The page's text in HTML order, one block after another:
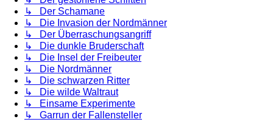
↳ Der Schamane
↳ Die Invasion der Nordmänner
↳ Der Überraschungsangriff
↳ Die dunkle Bruderschaft
↳ Die Insel der Freibeuter
↳ Die Nordmänner
↳ Die schwarzen Ritter
↳ Die wilde Waltraut
↳ Einsame Experimente
↳ Garrun der Fallensteller